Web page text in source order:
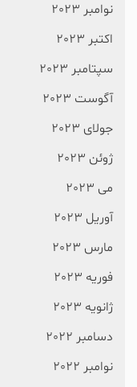
نوامبر 2023
اکتبر 2023
سپتامبر 2023
آگوست 2023
جولای 2023
ژوئن 2023
می 2023
آوریل 2023
مارس 2023
فوریه 2023
ژانویه 2023
دسامبر 2022
نوامبر 2022